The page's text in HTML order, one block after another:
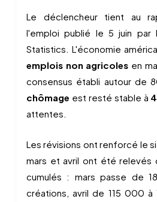
Le déclencheur tient au
l'emploi publié le 5 juin par
Statistics. L'économie
emplois non agricoles en
consensus établi autour de
chômage est resté stable à
attentes.
Les révisions ont renforcé le
mars et avril ont été
cumulés : mars passe de
créations, avril de 115 000 à